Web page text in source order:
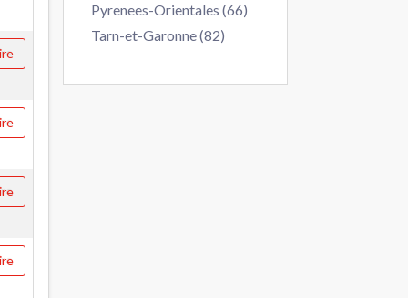
Pyrenees-Orientales (66)
Tarn-et-Garonne (82)